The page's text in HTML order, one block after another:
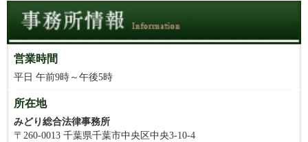
営業時間
平日 午前9時～午後5時
所在地
みどり総合法律事務所
〒260-0013 千葉県千葉市中央区中央3-10-4